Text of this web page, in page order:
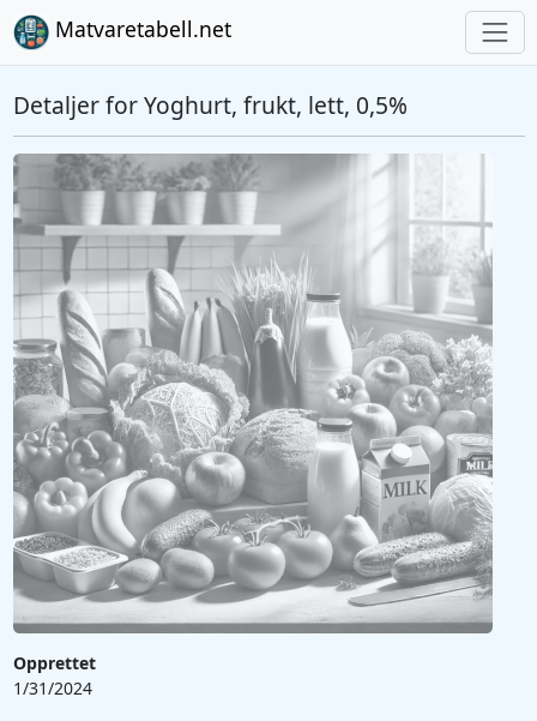
Matvaretabell.net
Detaljer for Yoghurt, frukt, lett, 0,5%
Opprettet
1/31/2024